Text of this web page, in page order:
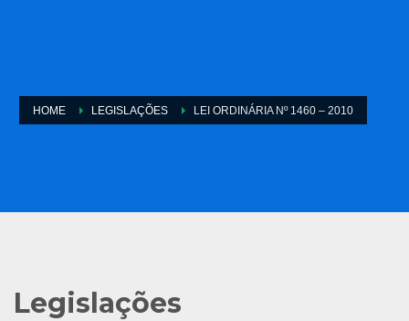
HOME LEGISLAÇÕES LEI ORDINÁRIA Nº 1460 – 2010
Legislações